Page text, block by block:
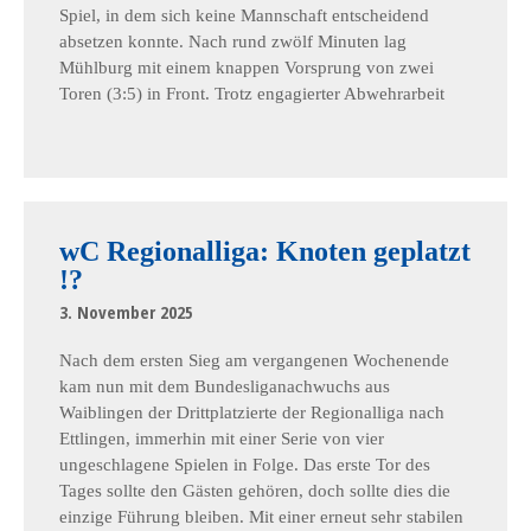
Spiel, in dem sich keine Mannschaft entscheidend
absetzen konnte. Nach rund zwölf Minuten lag
Mühlburg mit einem knappen Vorsprung von zwei
Toren (3:5) in Front. Trotz engagierter Abwehrarbeit
wC Regionalliga: Knoten geplatzt
!?
3. November 2025
Nach dem ersten Sieg am vergangenen Wochenende
kam nun mit dem Bundesliganachwuchs aus
Waiblingen der Drittplatzierte der Regionalliga nach
Ettlingen, immerhin mit einer Serie von vier
ungeschlagene Spielen in Folge. Das erste Tor des
Tages sollte den Gästen gehören, doch sollte dies die
einzige Führung bleiben. Mit einer erneut sehr stabilen